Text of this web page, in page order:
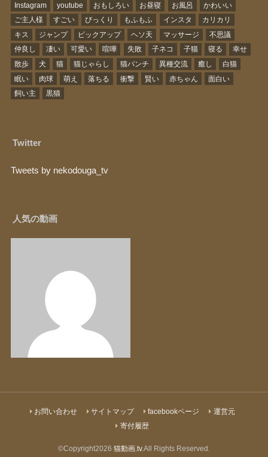
Instagram youtube おもしろい お昼寝 お風呂
かわいい
ご主人様
すごい びっくり もふもふ インスタ
カリカリ
キス
ジャンプ ピックアップ ヘソ天 マッサージ
不思議
仲良し
凄い 可愛い 喧嘩 失敗 子ネコ 子猫 寝る
幸せ
散歩
犬 猫 猫じゃらし 猫パンチ 異種交流 癒し
白猫
眠い
肉球 萌え 落ちる 衝撃 賢い 赤ちゃん
面白い
飼い主
黒猫
Twitter
Tweets by nekodouga_tv
人気の動画
お問い合わせ サイトマップ facebookページ
運営元
寄付履歴
©Copyright2026 猫動画.tv.All Rights Reserved.